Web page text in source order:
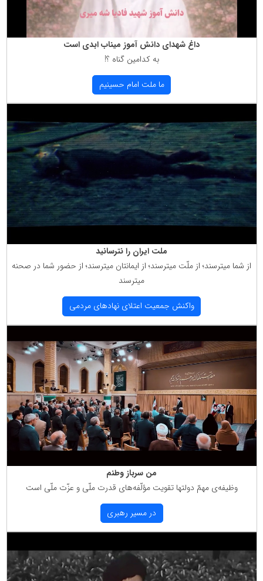
داغ شهدای دانش آموز میناب ابدی است
به كدامین گناه ؟!
ما ملت امام حسینیم
ملت ایران را نترسانید
از شما میترسند؛ از ملّت میترسند؛ از ایمانتان میترسند؛ از حضور شما در صحنه
میترسند
واكنش جمعیت اعتلای نهادهای مردمی
من سرباز وطنم
وظیفه‌ی مهمّ دولتها تقویت مؤلّفه‌های قدرت ملّی و عزّت ملّی است
در مسیر رهبری